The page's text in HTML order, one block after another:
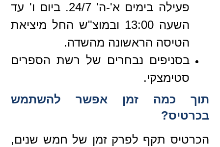
פעילה בימים א'-ה' 24/7. ביום ו' עד
השעה 13:00 ובמוצ"ש החל מיציאת
הטיסה הראשונה מהשדה.
בסניפים נבחרים של רשת הספרים
סטימצקי.
תוך כמה זמן אפשר להשתמש
בכרטיס?
הכרטיס תקף לפרק זמן של חמש שנים,